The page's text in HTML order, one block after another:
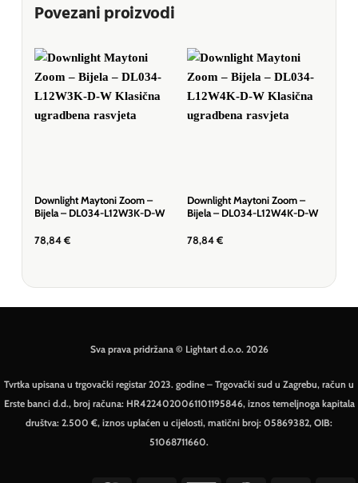
Povezani proizvodi
Downlight Maytoni Zoom –
Bijela – DL034-L12W3K-D-W
78,84 €
Downlight Maytoni Zoom –
Bijela – DL034-L12W4K-D-W
78,84 €
Sva prava pridržana © Lightart d.o.o. 2026
Tvrtka upisana u trgovački registar 2023. godine – Trgovački sud u Zagrebu, račun u
Erste banci d.d., broj računa: HR4224020061101195846, iznos temeljnoga kapitala
društva: 2.500 €, iznos uplaćen u cijelosti, matični broj: 05869382, OIB:
51068711660.